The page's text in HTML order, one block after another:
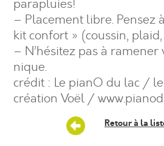
parapluies!
– Placement libre. Pensez
kit confort » (coussin,
– N’hésitez pas à
nique.
crédit : Le pianO du lac /
création Voël /
Retour à la